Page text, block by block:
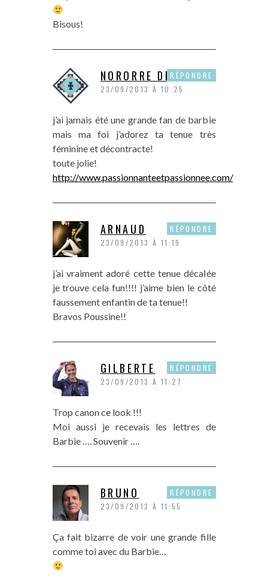
Bisous!
NORORRE DE P&P
23/09/2013 À 10:25
j’ai jamais été une grande fan de barbie
mais ma foi j’adorez ta tenue très
féminine et décontracte!
toute jolie!
http://www.passionnanteetpassionnee.com/
RÉPONDRE
ARNAUD
23/09/2013 À 11:19
j’ai vraiment adoré cette tenue décalée
je trouve cela fun!!!! j’aime bien le côté
faussement enfantin de ta tenue!!
Bravos Poussine!!
RÉPONDRE
GILBERTE
23/09/2013 À 11:27
Trop canon ce look !!!
Moi aussi je recevais les lettres de
Barbie …. Souvenir ….
RÉPONDRE
BRUNO
23/09/2013 À 11:55
Ça fait bizarre de voir une grande fille
comme toi avec du Barbie…
RÉPONDRE